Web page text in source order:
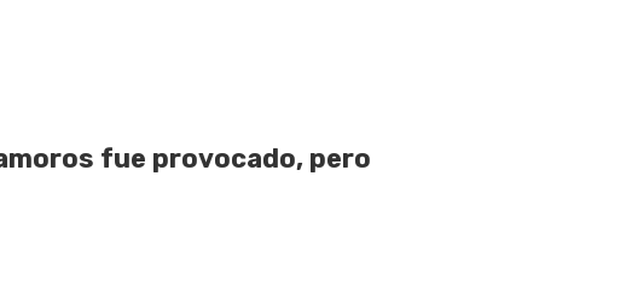
fue provocado, pero